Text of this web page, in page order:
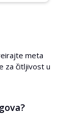
meta
za čitljivost u